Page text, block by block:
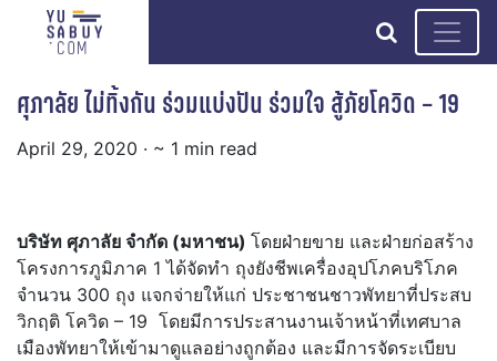
search
ศุภาลัย ไม่ทิ้งกัน ร่วมแบ่งปัน ร่วมใจ สู้ภัยโควิด – 19
April 29, 2020 · ~ 1 min read
บริษัท ศุภาลัย จำกัด (มหาชน) โดยฝ่ายขาย และฝ่ายก่อสร้าง
โครงการภูมิภาค 1 ได้จัดทำ ถุงยังชีพเครื่องอุปโภคบริโภค
จำนวน 300 ถุง แจกจ่ายให้แก่ ประชาชนชาวพัทยาที่ประสบ
วิกฤติ โควิด – 19 โดยมีการประสานงานเจ้าหน้าที่เทศบาล
เมืองพัทยาให้เข้ามาดูแลอย่างถูกต้อง และมีการจัดระเบียบ